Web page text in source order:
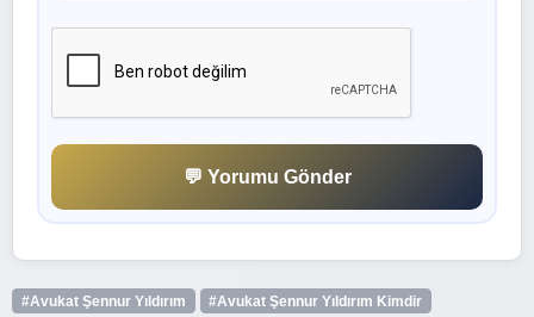
💬 Yorumu Gönder
#Avukat Şennur Yıldırım
#Avukat Şennur Yıldırım Kimdir